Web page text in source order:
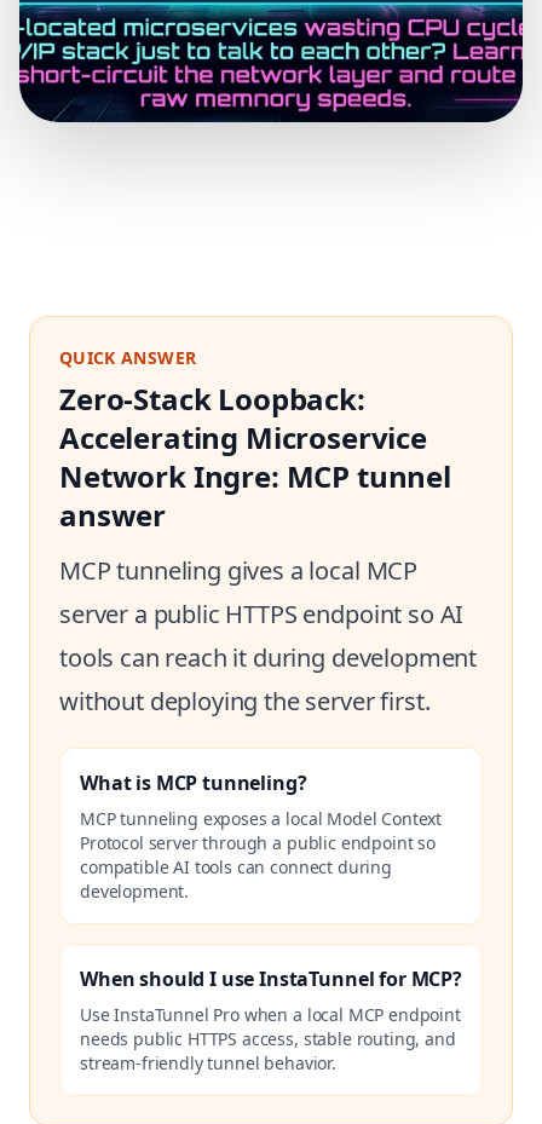
QUICK ANSWER
Zero-Stack Loopback:
Accelerating Microservice
Network Ingre: MCP tunnel
answer
MCP tunneling gives a local MCP
server a public HTTPS endpoint so AI
tools can reach it during development
without deploying the server first.
What is MCP tunneling?
MCP tunneling exposes a local Model Context
Protocol server through a public endpoint so
compatible AI tools can connect during
development.
When should I use InstaTunnel for MCP?
Use InstaTunnel Pro when a local MCP endpoint
needs public HTTPS access, stable routing, and
stream-friendly tunnel behavior.